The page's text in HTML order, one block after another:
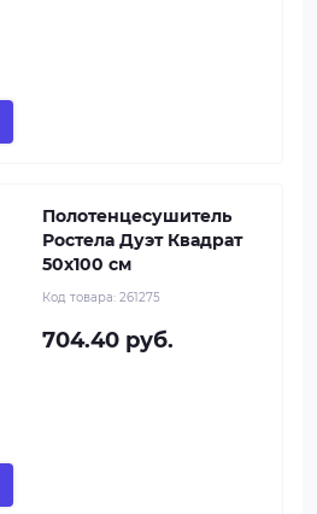
Полотенцесушитель
Ростела Дуэт Квадрат
50x100 см
Код товара: 261275
704.40 руб.